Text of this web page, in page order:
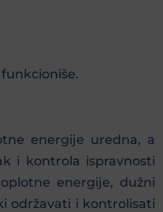
energije uredna, a
i kontrola ispravnosti
energije, dužni
održavati i kontrolisati